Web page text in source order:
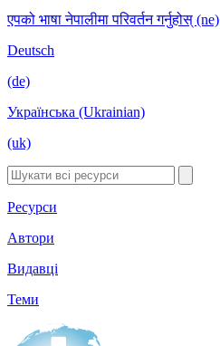
एपको भाषा नेपालीमा परिवर्तन गर्नुहोस् (ne)
Deutsch
(de)
Українська (Ukrainian)
(uk)
Ресурси
Автори
Видавці
Теми